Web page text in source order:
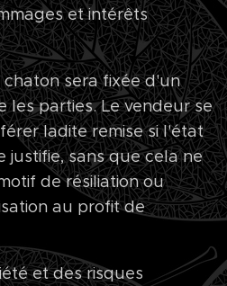
et intérêts
sera fixée d'un
les parties. Le vendeur se
ladite remise si l'état
justifie, sans que cela ne
de résiliation ou
au profit de
et des risques